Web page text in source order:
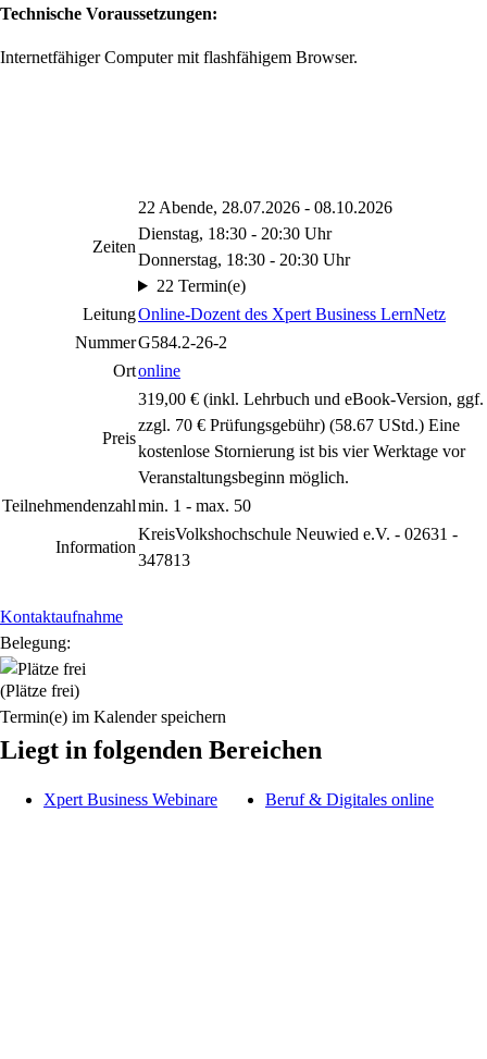
Technische Voraussetzungen:
Internetfähiger Computer mit flashfähigem Browser.
Zeiten
22 Abende, 28.07.2026 - 08.10.2026
Dienstag, 18:30 - 20:30 Uhr
Donnerstag, 18:30 - 20:30 Uhr
22 Termin(e)
LeitungOnline-Dozent des Xpert Business LernNetz
NummerG584.2-26-2
Ortonline
Preis
319,00 € (inkl. Lehrbuch und eBook-Version, ggf.
zzgl. 70 € Prüfungsgebühr) (58.67 UStd.) Eine
kostenlose Stornierung ist bis vier Werktage vor
Veranstaltungsbeginn möglich.
Teilnehmendenzahlmin. 1 - max. 50
Information
KreisVolkshochschule Neuwied e.V. - 02631 -
347813
Kontaktaufnahme
Belegung:
(Plätze frei)
Termin(e) im Kalender speichern
Liegt in folgenden Bereichen
Xpert Business Webinare Beruf & Digitales online